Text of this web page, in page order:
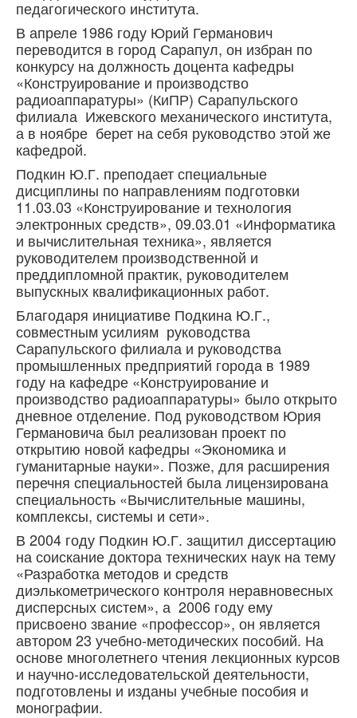
педагогического института.
В апреле 1986 году Юрий Германович
переводится в город Сарапул, он избран по
конкурсу на должность доцента кафедры
«Конструирование и производство
радиоаппаратуры» (КиПР) Сарапульского
филиала Ижевского механического института,
а в ноябре берет на себя руководство этой же
кафедрой.
Подкин Ю.Г. преподает специальные
дисциплины по направлениям подготовки
11.03.03 «Конструирование и технология
электронных средств», 09.03.01 «Информатика
и вычислительная техника», является
руководителем производственной и
преддипломной практик, руководителем
выпускных квалификационных работ.
Благодаря инициативе Подкина Ю.Г.,
совместным усилиям руководства
Сарапульского филиала и руководства
промышленных предприятий города в 1989
году на кафедре «Конструирование и
производство радиоаппаратуры» было открыто
дневное отделение. Под руководством Юрия
Германовича был реализован проект по
открытию новой кафедры «Экономика и
гуманитарные науки». Позже, для расширения
перечня специальностей была лицензирована
специальность «Вычислительные машины,
комплексы, системы и сети».
В 2004 году Подкин Ю.Г. защитил диссертацию
на соискание доктора технических наук на тему
«Разработка методов и средств
диэлькометрического контроля неравновесных
дисперсных систем», а 2006 году ему
присвоено звание «профессор», он является
автором 23 учебно-методических пособий. На
основе многолетнего чтения лекционных курсов
и научно-исследовательской деятельности,
подготовлены и изданы учебные пособия и
монографии.